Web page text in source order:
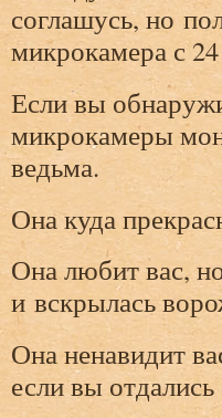
соглашусь, но
микрокамера с
Если вы
микрокамеры
ведьма.
Она куда
Она любит вас,
и вскрылась
Она ненавидит
если вы